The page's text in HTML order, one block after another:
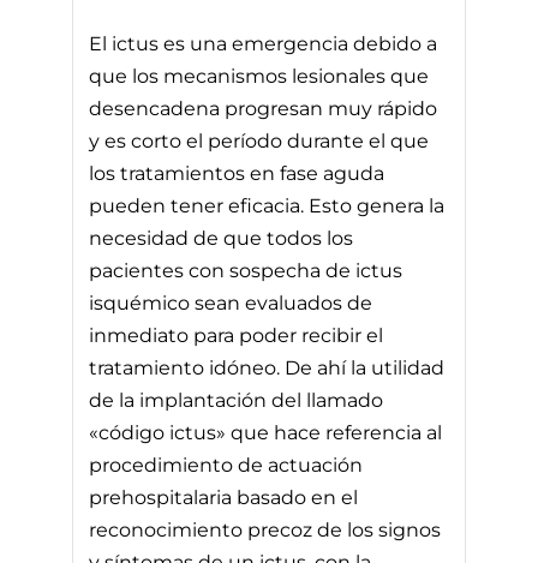
El ictus es una emergencia debido a
que los mecanismos lesionales que
desencadena progresan muy rápido
y es corto el período durante el que
los tratamientos en fase aguda
pueden tener eficacia. Esto genera la
necesidad de que todos los
pacientes con sospecha de ictus
isquémico sean evaluados de
inmediato para poder recibir el
tratamiento idóneo. De ahí la utilidad
de la implantación del llamado
«código ictus» que hace referencia al
procedimiento de actuación
prehospitalaria basado en el
reconocimiento precoz de los signos